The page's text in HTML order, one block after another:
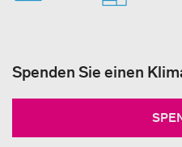
Spenden Sie einen